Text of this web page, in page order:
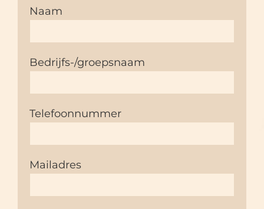
Naam
Bedrijfs-/groepsnaam
Telefoonnummer
Mailadres